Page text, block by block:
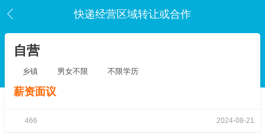
快递经营区域转让或合作
自营
乡镇 男女不限 不限学历
薪资面议
466 2024-08-21